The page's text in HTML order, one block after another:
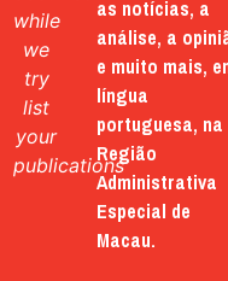
while
we
try
list
your
publications
as notícias, a
análise, a
e muito mais,
língua
portuguesa, na
Região
Administrativa
Especial de
Macau.